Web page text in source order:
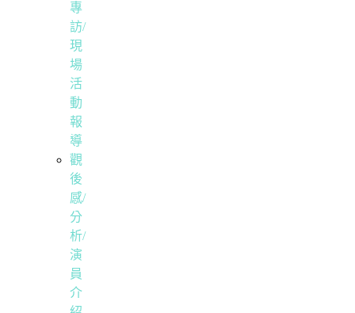
專
訪/
現
場
活
動
報
導
觀
後
感/
分
析/
演
員
介